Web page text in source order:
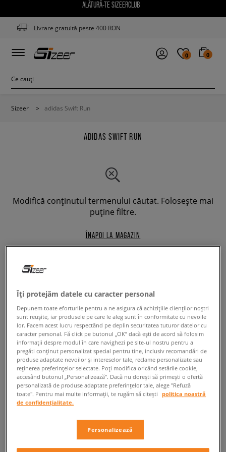
ALĂTURĂ-TE SIZEERCLUB
Livrare gratuită peste 400 RON
0 0
Sizeer > adidas Swift Run
ADIDAS SWIFT RUN
Modifică conținutul termenului căutat. Folosește mai
puține filtre.
ÎNAPOI LA MAGAZIN
adidas Swift Run
Extrem de ușori, la fel de atrăgători și confortabili ca încălțămintea de
alergare, iar în plus foarte rezistenți – dacă aceasta este descrierea
pantofilor sport ideali, pe care ai dori să-i adaugi la colecția ta de
sneakerși și dacă îți plac produsele brandului german adidas, avem o
veste excelentă pentru tine! De fapt avem două vești! Prima dintre ele
este faptul că încălțămintea iconică a brandului adidas tocmai s-a
alăturat celor mai fierbinți și mai râvnite modele deadidasi adidas
disponibile la Sizeer. Acești pantofi sport sunt apreciați de toți fanii
confortului și ai designului minimalist în versiune streetwear. Acestea
sunt caracteristicile care descriu sneakerșii pentru bărbați
redus face referire la legendarele modele de alergare din arhiva
Îți protejăm datele cu caracter personal
Depunem toate eforturile pentru a ne asigura că achizițiile clienților noștri
sunt reușite, iar produsele pe care le aleg sunt în conformitate cu nevoile
lor. Facem acest lucru respectând pe deplin securitatea tuturor datelor cu
caracter personal. Fă click pe butonul „OK” dacă ești de acord să folosim
informații despre modul în care navighezi pe site-ul nostru pentru a
pregăti conținut personalizat special pentru tine, inclusiv recomandări de
produse adaptate nevoilor și intereselor tale, reclame personalizate sau
reținerea preferințelor selectate. Poți modifica oricând setările cookie,
accesând butonul „Personalizează”. Dacă nu dorești să primești o ofertă
personalizată de produse adaptate preferințelor tale, alege "Refuză
toate". Pentru mai multe informații, te rugăm să citești
politica noastră
de confidențialitate.
Personalizează